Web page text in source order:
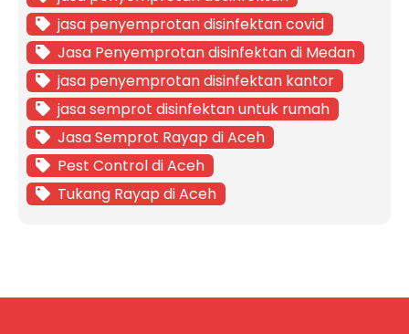
jasa penyemprotan disinfektan covid
Jasa Penyemprotan disinfektan di Medan
jasa penyemprotan disinfektan kantor
jasa semprot disinfektan untuk rumah
Jasa Semprot Rayap di Aceh
Pest Control di Aceh
Tukang Rayap di Aceh